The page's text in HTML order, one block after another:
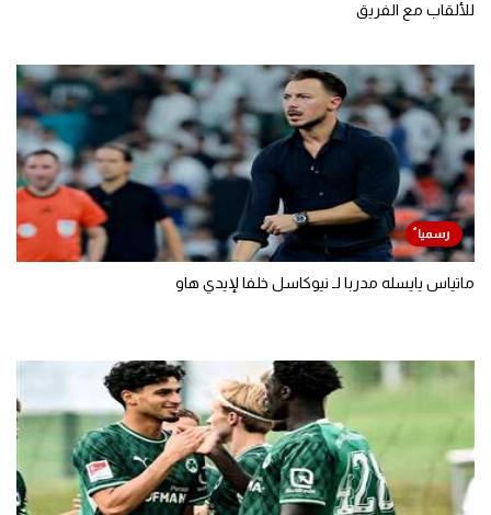
للألقاب مع الفريق
ماتياس يايسله مدربا لـ نيوكاسل خلفا لإيدي هاو